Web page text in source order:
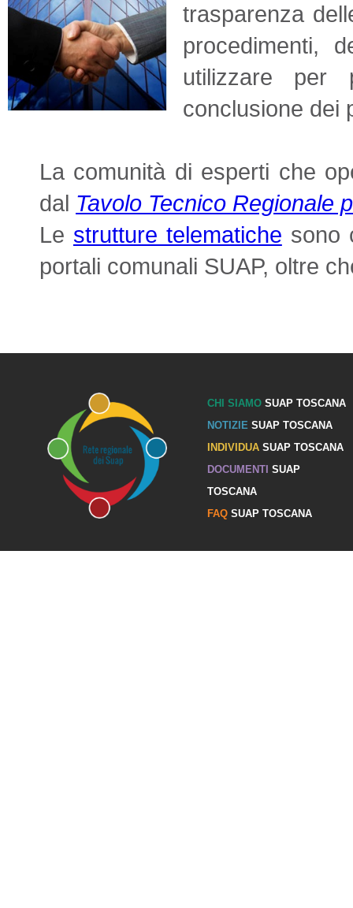
trasparenza
procedimenti,
utilizzare per
conclusione dei
La comunità di esperti che
dal Tavolo Tecnico Regionale
Le strutture telematiche sono
portali comunali SUAP, oltre
CHI SIAMOSUAP TOSCANA
NOTIZIE SUAP TOSCANA
INDIVIDUASUAP TOSCANA
DOCUMENTI SUAP
TOSCANA
FAQSUAP TOSCANA